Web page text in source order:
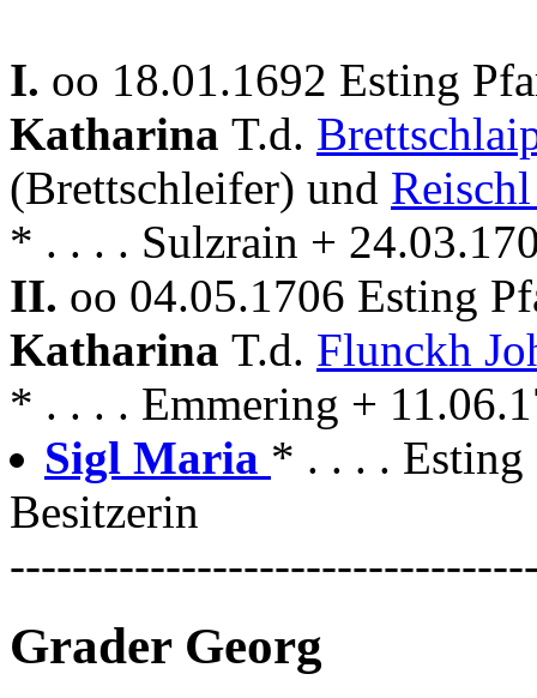
I. oo 18.01.1692 Esting
Katharina T.d.
(Brettschleifer) und
* . . . . Sulzrain +
II. oo 04.05.1706 Esting
Katharina T.d. Flunckh
* . . . . Emmering +
Sigl Maria * . . . .
Besitzerin
Grader Georg